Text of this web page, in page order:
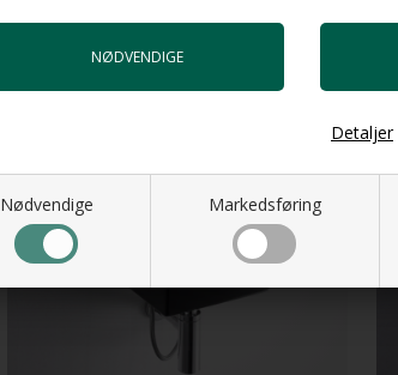
Nødvendige Markedsføring
Detaljer